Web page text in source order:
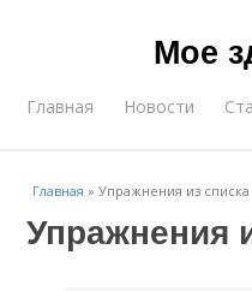
Мое
Главная Новости
Главная »Упражнения из списка
Упражнения